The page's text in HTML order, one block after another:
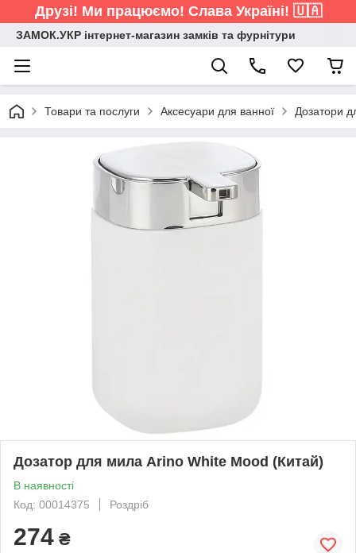
Друзі! Ми працюємо! Слава Україні! 🇺🇦
ЗАМОК.УКР інтернет-магазин замків та фурнітури
Товари та послуги Аксесуари для ванної Дозатори
Дозатор для мила Arino White Mood (Китай)
В наявності
Код: 00014375
Роздріб
274 ₴